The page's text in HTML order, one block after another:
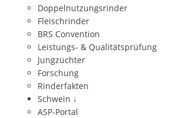
Doppelnutzungsrinder
Fleischrinder
BRS Convention
Leistungs- & Qualitätsprüfung
Jungzüchter
Forschung
Rinderfakten
Schwein ↓
ASP-Portal